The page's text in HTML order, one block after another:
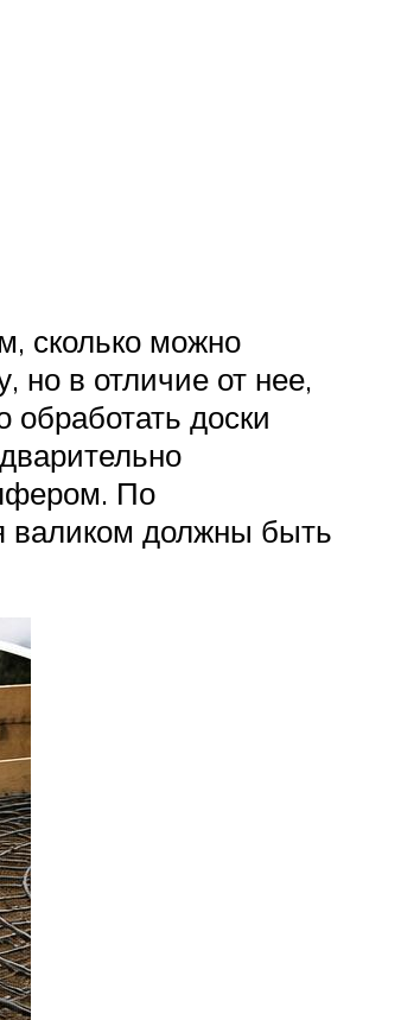
сколько можно
но в отличие от нее,
обработать доски
По
валиком должны быть